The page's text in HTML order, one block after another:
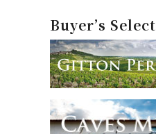
Buyer’s Select